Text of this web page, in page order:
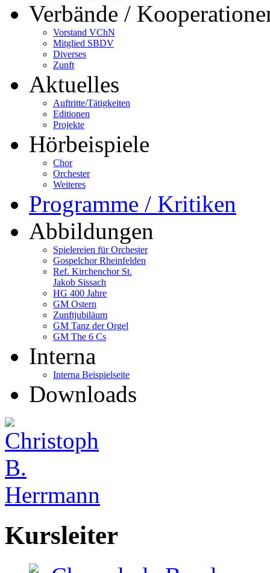
Verbände /
Vorstand VChN
Mitglied SBDV
Diverses
Zunft
Aktuelles
Auftritte/Tätigkeiten
Editionen
Projekte
Hörbeispiele
Chor
Orchester
Weiteres
Programme / Kritiken
Abbildungen
Spielereien für Orchester
Gospelchor Rheinfelden
Ref. Kirchenchor St.
Jakob Sissach
HG 400 Jahre
GM Ostern
Zunftjubiläum
GM Tanz der Orgel
GM The 6 Cs
Interna
Interna Beispielseite
Downloads
Kursleiter